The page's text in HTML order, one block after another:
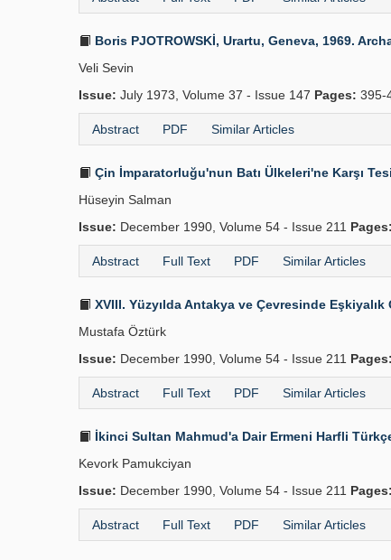
Boris PJOTROWSKİ, Urartu, Geneva, 1969.
Veli Sevin
Issue: July 1973, Volume 37 - Issue 147 Pages: 395-
Abstract PDF Similar Articles
Çin İmparatorluğu'nun Batı Ülkeleri'ne Karşı
Hüseyin Salman
Issue: December 1990, Volume 54 - Issue 211 Pages:
Abstract Full Text PDF Similar Articles
XVIII. Yüzyılda Antakya ve Çevresinde Eşkiyalık
Mustafa Öztürk
Issue: December 1990, Volume 54 - Issue 211 Pages:
Abstract Full Text PDF Similar Articles
İkinci Sultan Mahmud'a Dair Ermeni Harfli
Kevork Pamukciyan
Issue: December 1990, Volume 54 - Issue 211 Pages:
Abstract Full Text PDF Similar Articles